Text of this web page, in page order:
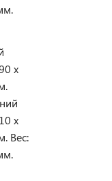
х
х
Вес: